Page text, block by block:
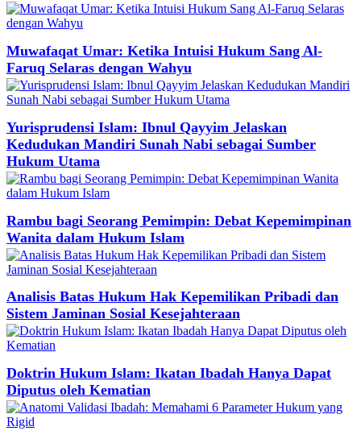
Muwafaqat Umar: Ketika Intuisi Hukum Sang Al-
Faruq Selaras dengan Wahyu
Yurisprudensi Islam: Ibnul Qayyim Jelaskan
Kedudukan Mandiri Sunah Nabi sebagai Sumber
Hukum Utama
Rambu bagi Seorang Pemimpin: Debat Kepemimpinan
Wanita dalam Hukum Islam
Analisis Batas Hukum Hak Kepemilikan Pribadi dan
Sistem Jaminan Sosial Kesejahteraan
Doktrin Hukum Islam: Ikatan Ibadah Hanya Dapat
Diputus oleh Kematian